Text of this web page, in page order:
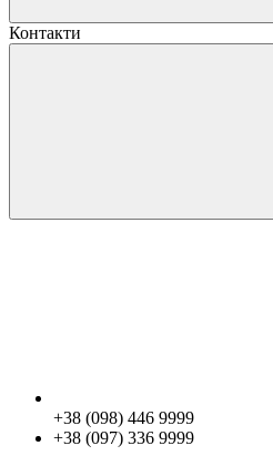
Контакти
+38 (098) 446 9999
+38 (097) 336 9999